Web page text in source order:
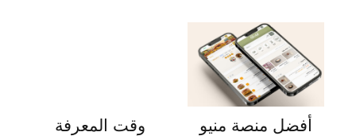
أفضل منصة منيو
وقت المعرفة